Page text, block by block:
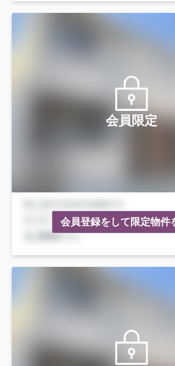
会員限定
会員登録をして限定物件